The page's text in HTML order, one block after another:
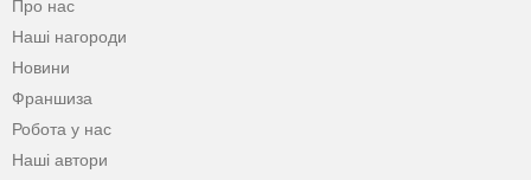
Про нас
Наші нагороди
Новини
Франшиза
Робота у нас
Наші автори